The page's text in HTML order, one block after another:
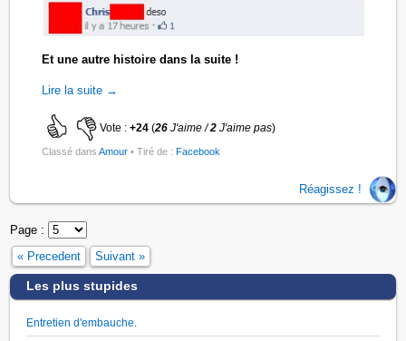
Et une autre histoire dans la suite !
Lire la suite →
Vote :+24 (26J'aime /2 J'aime pas)
Classé dansAmour • Tiré de :Facebook
Réagissez !
Page :
« Precedent
Suivant »
Les plus stupides
Entretien d'embauche.